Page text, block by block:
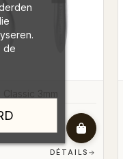
DÉTAILS →
de